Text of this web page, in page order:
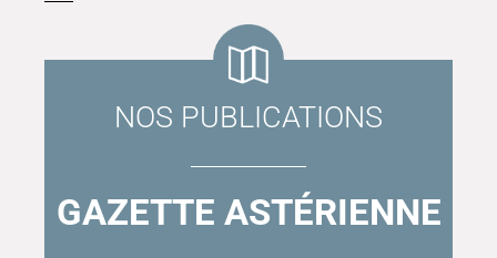
NOS PUBLICATIONS
GAZETTE ASTÉRIENNE